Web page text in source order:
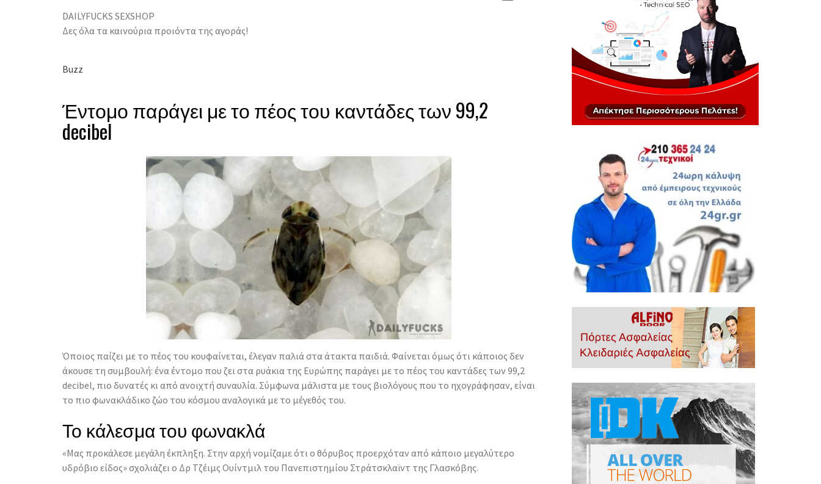
DAILYFUCKS SEXSHOP
Δες όλα τα καινούρια προιόντα της αγοράς!
Buzz
Έντομο παράγει με το πέος του καντάδες των 99,2
decibel
Όποιος παίζει με το πέος του κουφαίνεται, έλεγαν παλιά στα άτακτα παιδιά. Φαίνεται όμως ότι κάποιος δεν
άκουσε τη συμβουλή: ένα έντομο που ζει στα ρυάκια της Ευρώπης παράγει με το πέος του καντάδες των 99,2
decibel, πιο δυνατές κι από ανοιχτή συναυλία. Σύμφωνα μάλιστα με τους βιολόγους που το ηχογράφησαν, είναι
το πιο φωνακλάδικο ζώο του κόσμου αναλογικά με το μέγεθός του.
Το κάλεσμα του φωνακλά
«Μας προκάλεσε μεγάλη έκπληξη. Στην αρχή νομίζαμε ότι ο θόρυβος προερχόταν από κάποιο μεγαλύτερο
υδρόβιο είδος» σχολιάζει ο Δρ Τζέιμς Ουίντμιλ του Πανεπιστημίου Στράτσκλαϊντ της Γλασκόβης.